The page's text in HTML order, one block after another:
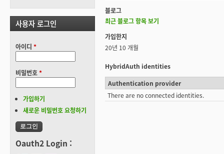
블로그
최근 블로그 항목 보기
가입한지
20년 10 개월
HybridAuth identities
Authentication provider
There are no connected identities.
사용자 로그인
아이디 *
비밀번호*
가입하기
새로운 비밀번호 요청하기
Oauth2 Login :